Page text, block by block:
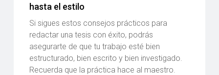
hasta el estilo
Si sigues estos consejos prácticos para
redactar una tesis con éxito, podrás
asegurarte de que tu trabajo esté bien
estructurado, bien escrito y bien investigado.
Recuerda que la práctica hace al maestro.